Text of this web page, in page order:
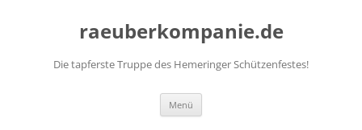
raeuberkompanie.de
Die tapferste Truppe des Hemeringer Schützenfestes!
Menü